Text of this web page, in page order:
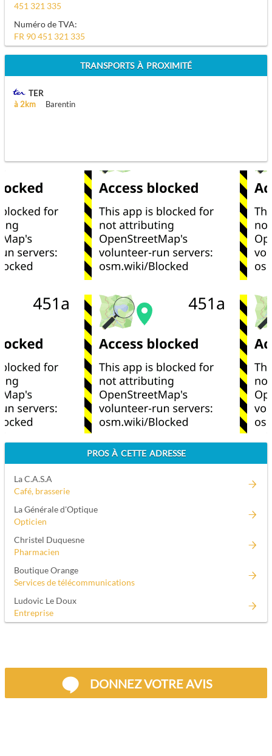
451 321 335
Numéro de TVA:
FR 90 451 321 335
TRANSPORTS À PROXIMITÉ
TER
à 2km
Barentin
PROS À CETTE ADRESSE
La C.A.S.A
Café, brasserie
La Générale d'Optique
Opticien
Christel Duquesne
Pharmacien
Boutique Orange
Services de télécommunications
Ludovic Le Doux
Entreprise
DONNEZ VOTRE AVIS